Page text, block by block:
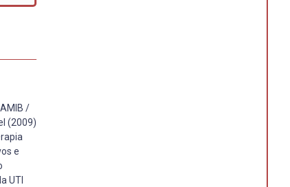
/
(2009)
e
UTI